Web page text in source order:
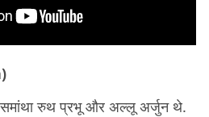
रुथ प्रभू और अल्लू अर्जुन थे.